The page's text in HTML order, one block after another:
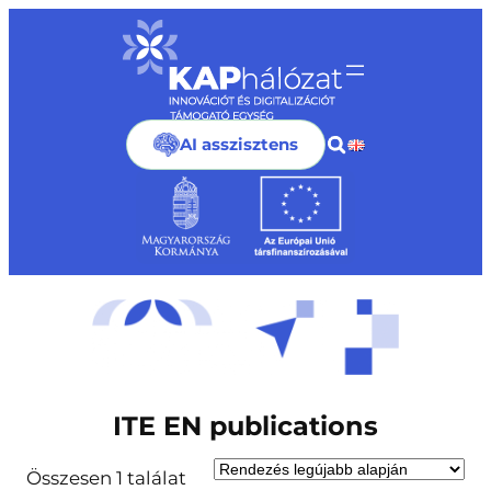
AI asszisztens
ITE EN publications
Összesen 1 találat